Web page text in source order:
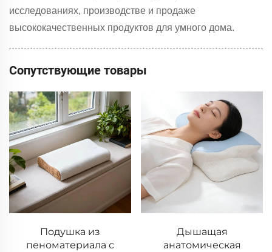
исследованиях, производстве и продаже
высококачественных продуктов для умного дома.
Сопутствующие товары
Подушка из
пеноматериала с
Дышащая
анатомическая